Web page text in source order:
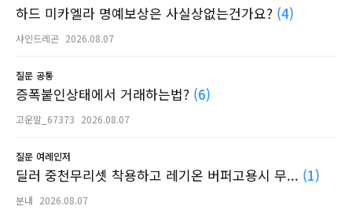
하드 미카엘라 명예보상은 사실상없는건가요? (4)
샤인드레곤 2026.08.07
질문 공통
증폭붙인상태에서 거래하는법? (6)
고운말_67373 2026.08.07
질문 여레인저
딜러 중천무리셋 착용하고 레기온 버퍼고용시 무... (1)
분내 2026.08.07